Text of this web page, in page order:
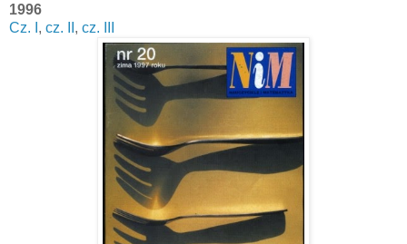
1996
Cz. I , cz. II , cz. III